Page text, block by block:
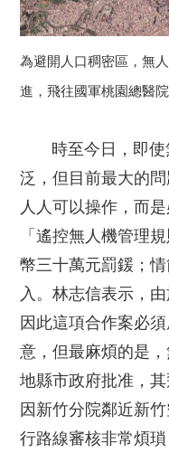
為避開人口稠密區，無
進，飛往國軍桃園總醫院
時至今日，即使
泛，但目前最大的
人人可以操作，而
「遙控無人機管理
幣三十萬元罰鍰；
入。林志信表示，
因此這項合作案必
意，但最麻煩的是
地縣市政府批准，
因新竹分院鄰近新
行路線審核非常煩